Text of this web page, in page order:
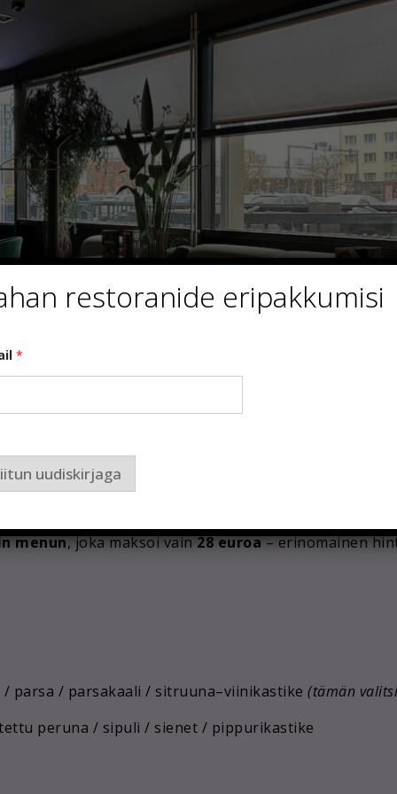
helmikuuta)
menun, joka maksoi vain28 euroa– erinomainen
parsa / parsakaali / sitruuna–viinikastike (tämän
peruna / sipuli / sienet / pippurikastike
restoranide eripakkumisi
*
uudiskirjaga